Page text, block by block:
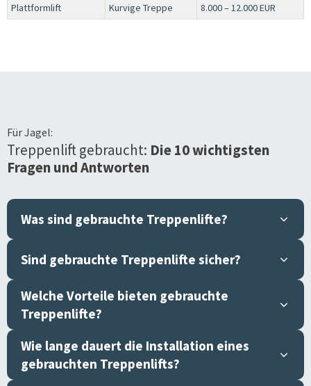
Plattformlift
Kurvige Treppe 8.000 – 12.000 EUR
FürJagel:
Treppenlift gebraucht: Die 10 wichtigsten
Fragen und Antworten
Was sind gebrauchte Treppenlifte?
Sind gebrauchte Treppenlifte sicher?
Welche Vorteile bieten gebrauchte
Treppenlifte?
Wie lange dauert die Installation eines
gebrauchten Treppenlifts?